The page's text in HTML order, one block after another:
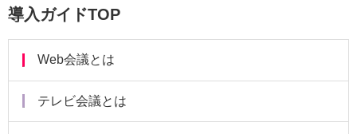
導入ガイドTOP
Web会議とは
テレビ会議とは